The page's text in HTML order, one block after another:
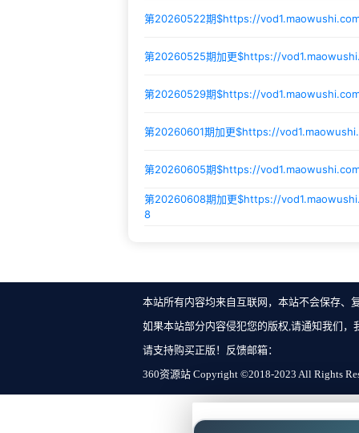
第20260522期$https://
第20260525期加更$https://
第20260529期$https://
第20260601期加更$https://
第20260605期$https://
第20260608期加更$https://
8
本站所有内容均来自互联网，本站不会保存、
如果本站部分内容侵犯您的版权,请通知我们
请支持购买正版！反馈邮箱：
360资源站 Copyright ©2018-2023 All Rights